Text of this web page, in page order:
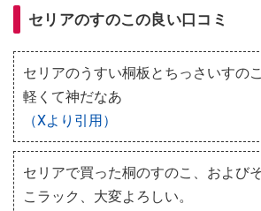
セリアのすのこの良い口コミ
セリアのうすい桐板とちっさいすの
軽くて神だなあ
（Xより引用）
セリアで買った桐のすのこ、および
こラック、大変よろしい。